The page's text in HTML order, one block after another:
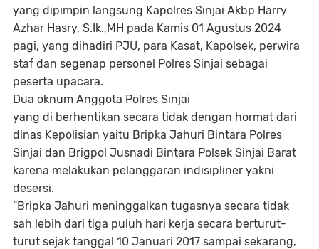
yang dipimpin langsung Kapolres Sinjai Akbp Harry
Azhar Hasry, S.Ik.,MH pada Kamis 01 Agustus 2024
pagi, yang dihadiri PJU, para Kasat, Kapolsek, perwira
staf dan segenap personel Polres Sinjai sebagai
peserta upacara.
Dua oknum Anggota Polres Sinjai
yang di berhentikan secara tidak dengan hormat dari
dinas Kepolisian yaitu Bripka Jahuri Bintara Polres
Sinjai dan Brigpol Jusnadi Bintara Polsek Sinjai Barat
karena melakukan pelanggaran indisipliner yakni
desersi.
“Bripka Jahuri meninggalkan tugasnya secara tidak
sah lebih dari tiga puluh hari kerja secara berturut-
turut sejak tanggal 10 Januari 2017 sampai sekarang,